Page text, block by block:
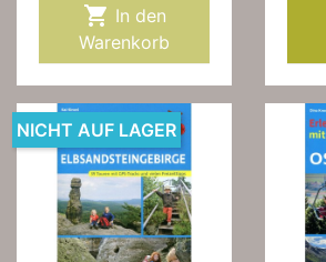

Warenkorb
NICHT AUF LAGER